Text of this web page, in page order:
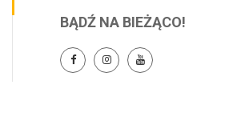
BĄDŹ NA BIEŻĄCO!